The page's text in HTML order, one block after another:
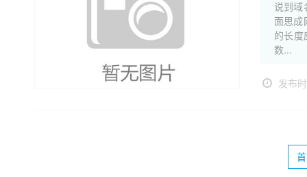
说到域
面思成
的长度
数...
发布